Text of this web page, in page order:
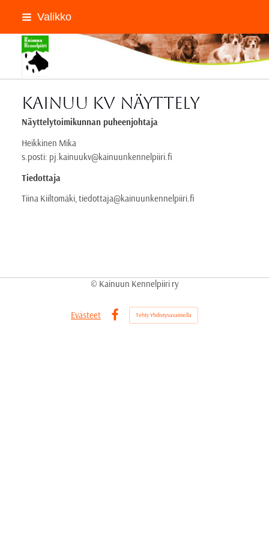
Siirry
sisältöön
Valikko
Kainuun Kennelpiiri ry
Kainuu KV näyttely
Näyttelytoimikunnan puheenjohtaja
Heikkinen Mika
s.posti: pj.kainuukv@kainuunkennelpiiri.fi
Tiedottaja
Tiina Kiiltomäki, tiedottaja@kainuunkennelpiiri.fi
© Kainuun Kennelpiiri ry
Evästeet
Facebook
Tehty Yhdistysavaimella